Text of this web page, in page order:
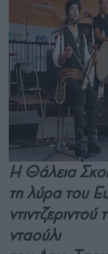
Η Θάλεια
τη λύρα του
νταούλι